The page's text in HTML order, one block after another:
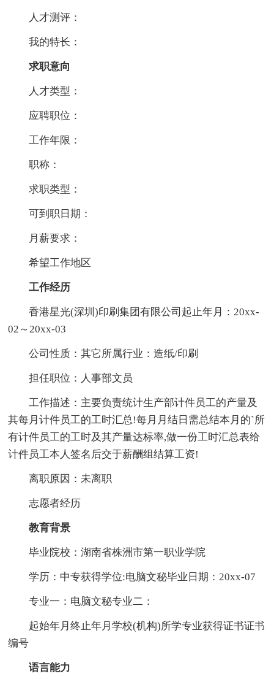
人才测评：
我的特长：
求职意向
人才类型：
应聘职位：
工作年限：
职称：
求职类型：
可到职日期：
月薪要求：
希望工作地区
工作经历
香港星光(深圳)印刷集团有限公司起止年月：20xx-
02～20xx-03
公司性质：其它所属行业：造纸/印刷
担任职位：人事部文员
工作描述：主要负责统计生产部计件员工的产量及
其每月计件员工的工时汇总!每月月结日需总结本月的`所
有计件员工的工时及其产量达标率,做一份工时汇总表给
计件员工本人签名后交于薪酬组结算工资!
离职原因：未离职
志愿者经历
教育背景
毕业院校：湖南省株洲市第一职业学院
学历：中专获得学位:电脑文秘毕业日期：20xx-07
专业一：电脑文秘专业二：
起始年月终止年月学校(机构)所学专业获得证书证书
编号
语言能力